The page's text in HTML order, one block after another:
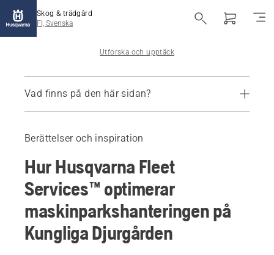
Skog & trädgård
FI, Svenska
Utforska och upptäck
Vad finns på den här sidan?
Fördelarna
Berättelser och inspiration
Hur Husqvarna Fleet
Services™ optimerar
maskinparkshanteringen på
Kungliga Djurgården